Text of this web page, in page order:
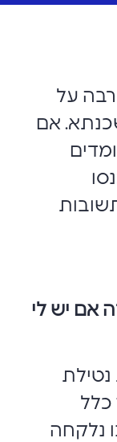
על
אם
אם יש לי
נטילת
כלל
נלקחה